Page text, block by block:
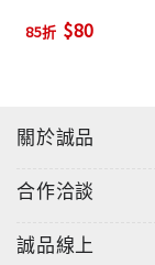
85折 $80
關於誠品
合作洽談
誠品線上